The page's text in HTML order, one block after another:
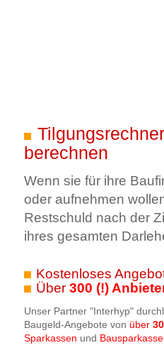
berechnen
Wenn sie für ihre
oder aufnehmen
Restschuld nach der
ihres gesamten
Kostenloses
Über 300 (!)
Unser Partner "Interhyp"
Baugeld-Angebote von über
Sparkassen und